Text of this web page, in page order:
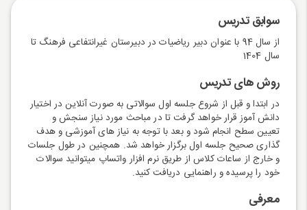
سوابق تدریس
از سال 94 با عنوان دبیر ریاضیات در دبیرستان غیرانتفاعی فرهنگ تا
سال 1404
روش های تدریس
در ابتدا و قبل از شروع جلسه اول سوالاتی به صورت آنلاین در اختیار
دانش آموز قرار خواهد گرفت تا در مباحث مورد نیاز سنجش و
تعیین سطح انجام شود و بعد با توجه به نیاز های آموزشی و هدف
گذاری صحیح جلسه اول برگزار خواهد شد. همچنین در طول جلسات
و خارج از ساعات کلاس از طریق نرم افزار واتساپ میتوانید سوالات
خود را پرسیده و راهنمایی دریافت کنید.
معرفی